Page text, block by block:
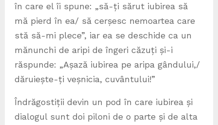
în care el îi spune: „să-ți sărut iubirea să
mă pierd în ea/ să cerșesc nemoartea care
stă să-mi plece”, iar ea se deschide ca un
mănunchi de aripi de îngeri căzuți și-i
răspunde: „Așază iubirea pe aripa gândului,/
dăruiește-ți veșnicia, cuvântului!”
Îndrăgostiții devin un pod în care iubirea și
dialogul sunt doi piloni de o parte și de alta